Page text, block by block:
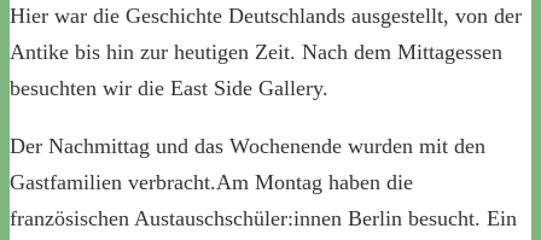
Hier war die Geschichte Deutschlands ausgestellt, von der
Antike bis hin zur heutigen Zeit. Nach dem Mittagessen
besuchten wir die East Side Gallery.
Der Nachmittag und das Wochenende wurden mit den
Gastfamilien verbracht.Am Montag haben die
französischen Austauschschüler:innen Berlin besucht. Ein